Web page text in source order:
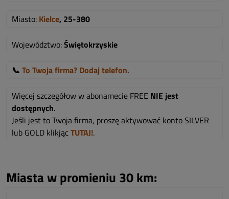
Miasto: Kielce, 25-380
Województwo:Świętokrzyskie
📞 To Twoja firma? Dodaj telefon.
Więcej szczegółow w abonamecie FREE NIE jest
dostępnych.
Jeśli jest to Twoja firma, proszę aktywować konto SILVER
lub GOLD klikjącTUTAJ!.
Miasta w promieniu 30 km: